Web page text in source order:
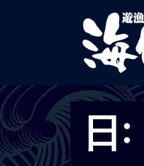
ツ
へ
ス
キ
日: